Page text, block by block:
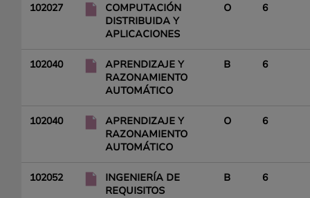
102027
COMPUTACIÓN
DISTRIBUIDA Y
APLICACIONES
O 6
102040
APRENDIZAJE Y
RAZONAMIENTO
AUTOMÁTICO
B 6
102040
APRENDIZAJE Y
RAZONAMIENTO
AUTOMÁTICO
O 6
102052
INGENIERÍA DE
REQUISITOS
B 6